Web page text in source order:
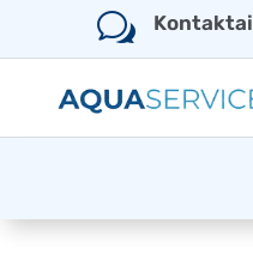
w Kontaktai